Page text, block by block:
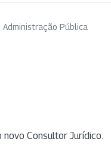
Administração Pública
Consultor Jurídico.